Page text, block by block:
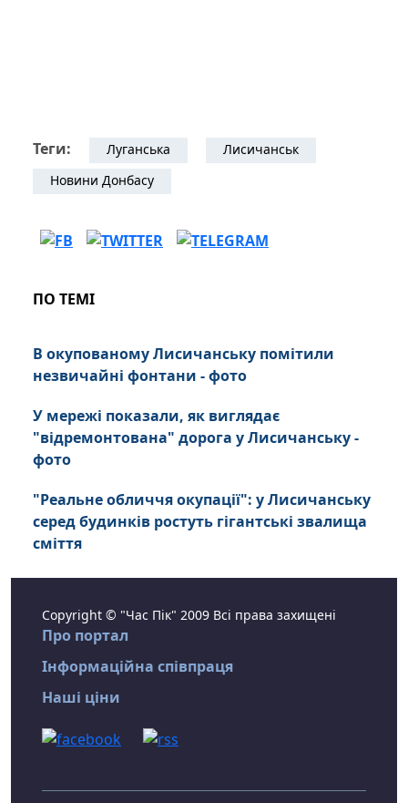
Теги: Луганська
Лисичанськ
Новини Донбасу
ПО ТЕМІ
В окупованому Лисичанську помітили
незвичайні фонтани - фото
У мережі показали, як виглядає
"відремонтована" дорога у Лисичанську -
фото
"Реальне обличчя окупації": у Лисичанську
серед будинків ростуть гігантські звалища
сміття
Copyright © "Час Пік" 2009 Всі права захищені
Про портал
Інформаційна співпраця
Наші ціни